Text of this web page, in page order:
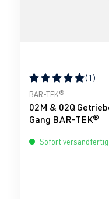
Durchschnittliche
(1)
BAR-TEK®
02M & 02Q
Gang BAR-TEK®
Sofort